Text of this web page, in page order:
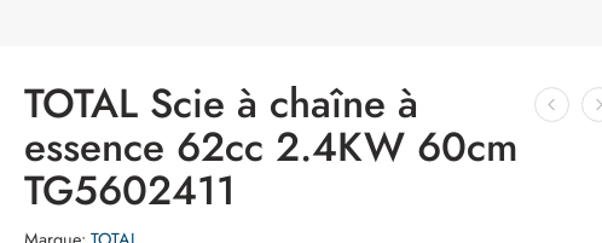
TOTAL Scie à chaîne à
essence 62cc 2.4KW 60cm
TG5602411